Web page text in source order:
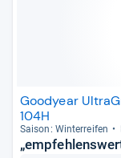
Goodyear
104H
Sai­son: Win­ter­rei­fen